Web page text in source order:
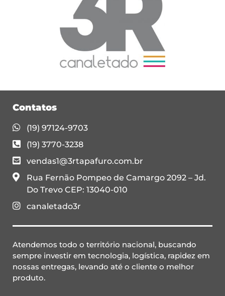
Contatos
(19) 97124-9703
(19) 3770-3238
vendas1@3rtapafuro.com.br
Rua Fernão Pompeo de Camargo 2092 – Jd.
Do Trevo CEP: 13040-010
canaletado3r
Atendemos todo o território nacional, buscando
sempre investir em tecnologia, logística, rapidez em
nossas entregas, levando até o cliente o melhor
produto.